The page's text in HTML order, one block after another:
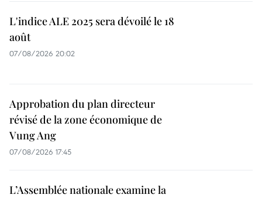
L'indice ALE 2025 sera dévoilé le 18
août
07/08/2026 20:02
Approbation du plan directeur
révisé de la zone économique de
Vung Ang
07/08/2026 17:45
L’Assemblée nationale examine la